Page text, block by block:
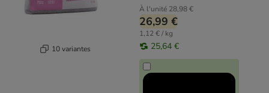
10 variantes
À l'unité 28,98 €
26,99 €
1,12 € / kg
25,64 €